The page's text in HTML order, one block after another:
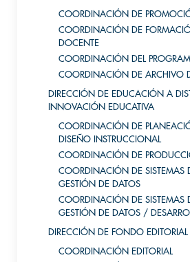
COORDINACIÓN DE
COORDINACIÓN DE
DOCENTE
COORDINACIÓN DEL
COORDINACIÓN DE ARCHIVO
DIRECCIÓN DE EDUCACIÓN A
INNOVACIÓN EDUCATIVA
COORDINACIÓN DE
DISEÑO INSTRUCCIONAL
COORDINACIÓN DE
COORDINACIÓN DE SISTEMAS
GESTIÓN DE DATOS
COORDINACIÓN DE SISTEMAS
GESTIÓN DE DATOS /
DIRECCIÓN DE FONDO EDITORIAL
COORDINACIÓN EDITORIAL